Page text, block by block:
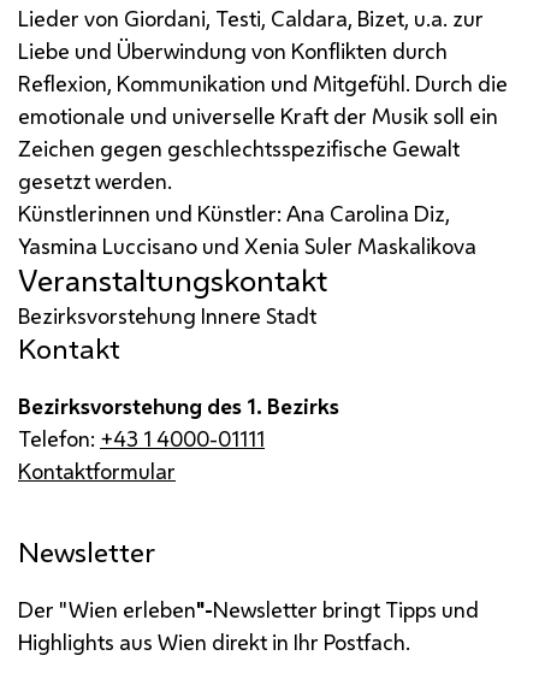
Lieder von Giordani, Testi, Caldara, Bizet, u.a. zur
Liebe und Überwindung von Konflikten durch
Reflexion, Kommunikation und Mitgefühl. Durch die
emotionale und universelle Kraft der Musik soll ein
Zeichen gegen geschlechtsspezifische Gewalt
gesetzt werden.
Künstlerinnen und Künstler: Ana Carolina Diz,
Yasmina Luccisano und Xenia Suler Maskalikova
Veranstaltungskontakt
Bezirksvorstehung Innere Stadt
Kontakt
Bezirksvorstehung des 1. Bezirks
Telefon: +43 1 4000-01111
Kontaktformular
Newsletter
Der "Wien erleben"-Newsletter bringt Tipps und
Highlights aus Wien direkt in Ihr Postfach.